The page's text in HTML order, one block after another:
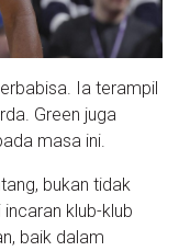
Ia terampil
Green juga
masa ini.
bukan tidak
klub-klub
baik dalam